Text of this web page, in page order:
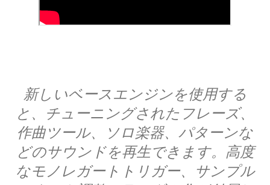
新しいベースエンジンを使用する
と、チューニングされたフレーズ、
作曲ツール、ソロ楽器、パターンな
どのサウンドを再生できます。高度
なモノレガートトリガー、サンプル